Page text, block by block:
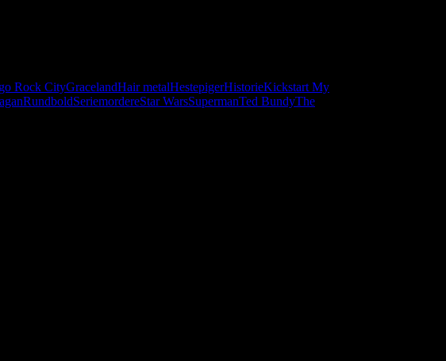
Rock CityGracelandHair metalHestepigerHistorieKickstart My
RundboldSeriemordereStar WarsSupermanTed BundyThe